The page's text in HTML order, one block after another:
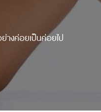
างค่อยเป็นค่อยไป